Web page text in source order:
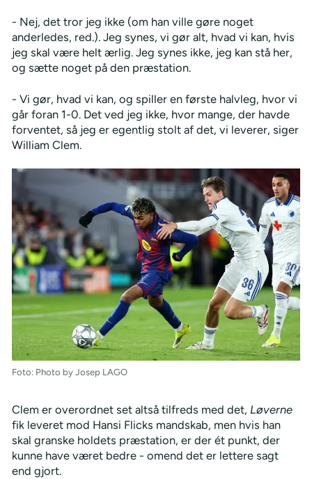
- Nej, det tror jeg ikke (om han ville gøre noget
anderledes, red.). Jeg synes, vi gør alt, hvad vi kan, hvis
jeg skal være helt ærlig. Jeg synes ikke, jeg kan stå her,
og sætte noget på den præstation.
- Vi gør, hvad vi kan, og spiller en første halvleg, hvor vi
går foran 1-0. Det ved jeg ikke, hvor mange, der havde
forventet, så jeg er egentlig stolt af det, vi leverer, siger
William Clem.
Foto: Photo by Josep LAGO
Clem er overordnet set altså tilfreds med det, Løverne
fik leveret mod Hansi Flicks mandskab, men hvis han
skal granske holdets præstation, er der ét punkt, der
kunne have været bedre - omend det er lettere sagt
end gjort.